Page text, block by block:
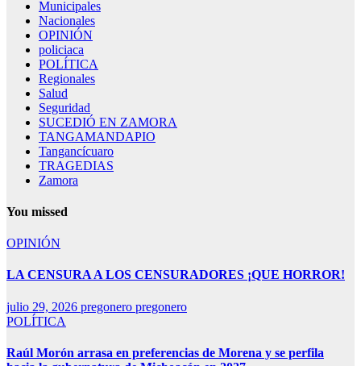
Municipales
Nacionales
OPINIÓN
policiaca
POLÍTICA
Regionales
Salud
Seguridad
SUCEDIÓ EN ZAMORA
TANGAMANDAPIO
Tangancícuaro
TRAGEDIAS
Zamora
You missed
OPINIÓN
LA CENSURA A LOS CENSURADORES ¡QUE HORROR!
julio 29, 2026 pregonero pregonero
POLÍTICA
Raúl Morón arrasa en preferencias de Morena y se perfila